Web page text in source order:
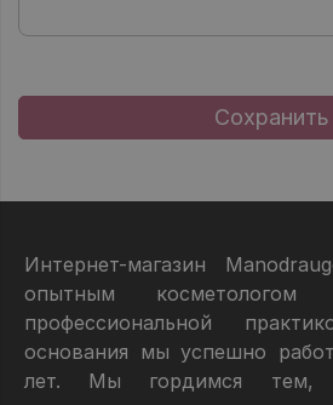
Интернет-магазин
опытным косметологом
профессиональной
основания мы успешно
лет. Мы гордимся тем,